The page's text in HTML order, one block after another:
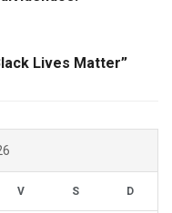
Lives Matter”
V S D